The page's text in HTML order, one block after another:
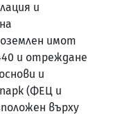
и
имот
и отреждане
и
(ФЕЦ и
върху